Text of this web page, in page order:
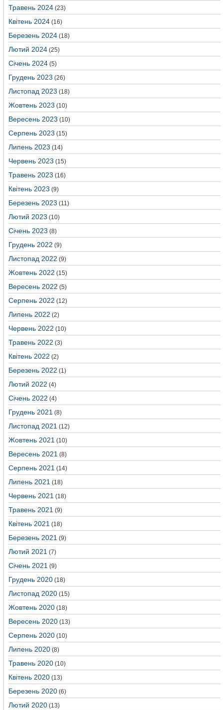
Травень 2024 (23)
Квітень 2024 (16)
Березень 2024 (18)
Лютий 2024 (25)
Січень 2024 (5)
Грудень 2023 (26)
Листопад 2023 (18)
Жовтень 2023 (10)
Вересень 2023 (10)
Серпень 2023 (15)
Липень 2023 (14)
Червень 2023 (15)
Травень 2023 (16)
Квітень 2023 (9)
Березень 2023 (11)
Лютий 2023 (10)
Січень 2023 (8)
Грудень 2022 (9)
Листопад 2022 (9)
Жовтень 2022 (15)
Вересень 2022 (5)
Серпень 2022 (12)
Липень 2022 (2)
Червень 2022 (10)
Травень 2022 (3)
Квітень 2022 (2)
Березень 2022 (1)
Лютий 2022 (4)
Січень 2022 (4)
Грудень 2021 (8)
Листопад 2021 (12)
Жовтень 2021 (10)
Вересень 2021 (8)
Серпень 2021 (14)
Липень 2021 (18)
Червень 2021 (18)
Травень 2021 (9)
Квітень 2021 (18)
Березень 2021 (9)
Лютий 2021 (7)
Січень 2021 (9)
Грудень 2020 (18)
Листопад 2020 (15)
Жовтень 2020 (18)
Вересень 2020 (13)
Серпень 2020 (10)
Липень 2020 (8)
Травень 2020 (10)
Квітень 2020 (13)
Березень 2020 (6)
Лютий 2020 (13)